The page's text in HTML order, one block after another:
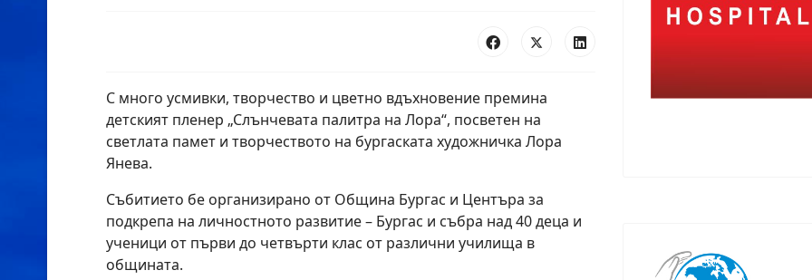
С много усмивки, творчество и цветно вдъхновение премина
детският пленер „Слънчевата палитра на Лора“, посветен на
светлата памет и творчеството на бургаската художничка Лора
Янева.
Събитието бе организирано от Община Бургас и Центъра за
подкрепа на личностното развитие – Бургас и събра над 40 деца и
ученици от първи до четвърти клас от различни училища в
общината.